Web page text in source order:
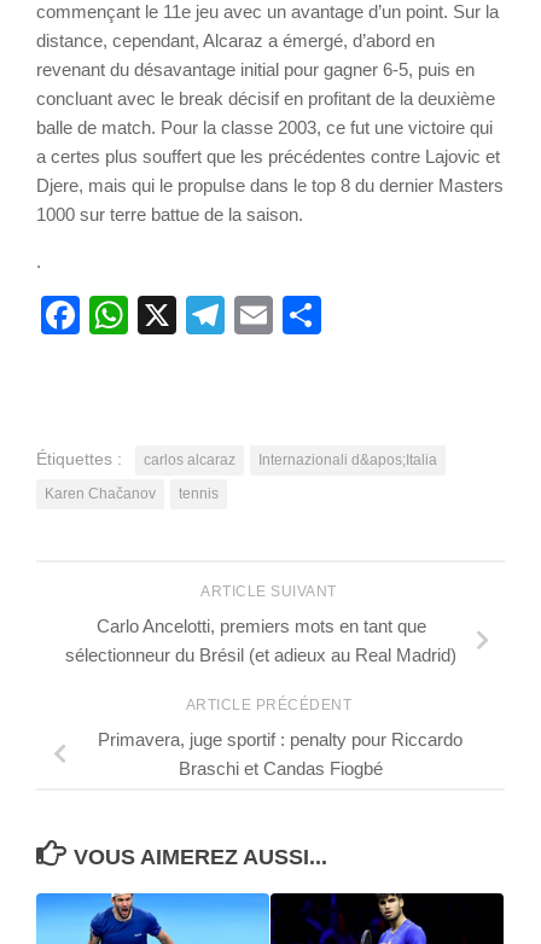
commençant le 11e jeu avec un avantage d’un point. Sur la
distance, cependant, Alcaraz a émergé, d’abord en
revenant du désavantage initial pour gagner 6-5, puis en
concluant avec le break décisif en profitant de la deuxième
balle de match. Pour la classe 2003, ce fut une victoire qui
a certes plus souffert que les précédentes contre Lajovic et
Djere, mais qui le propulse dans le top 8 du dernier Masters
1000 sur terre battue de la saison.
.
Facebook
WhatsApp
X Telegram
Email
Étiquettes : carlos alcaraz
Internazionali d&apos;Italia
Karen Chačanov
tennis
ARTICLE SUIVANT
Carlo Ancelotti, premiers mots en tant que
sélectionneur du Brésil (et adieux au Real Madrid)
ARTICLE PRÉCÉDENT
Primavera, juge sportif : penalty pour Riccardo
Braschi et Candas Fiogbé
VOUS AIMEREZ AUSSI...